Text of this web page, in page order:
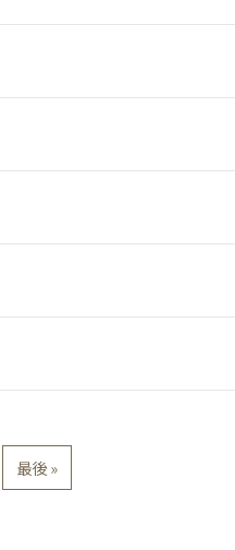
最後 »